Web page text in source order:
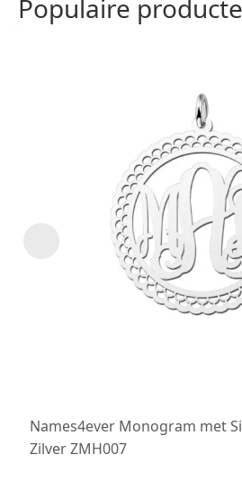
Populaire
Names4ever Monogram met
Zilver ZMH007